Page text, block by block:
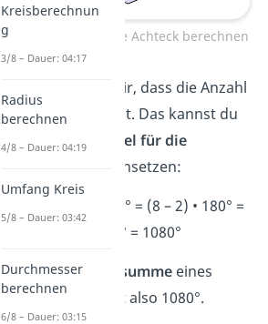
Innenwinkelsumme Achteck berechnen
Der Name sagt dir, dass die Anzahl
der Ecken n = 8 ist. Das kannst du
dann in die Formel für die
einsetzen:
= (n – 2) • 180° = (8 – 2) • 180° =
6 • 180° = 1080°
DieInnenwinkelsummeeines
Achtecks
beträgt also 1080°.
Kreisberechnun
g
3/8 – Dauer: 04:17
Radius
berechnen
4/8 – Dauer: 04:19
Umfang Kreis
5/8 – Dauer: 03:42
Durchmesser
berechnen
6/8 – Dauer: 03:15